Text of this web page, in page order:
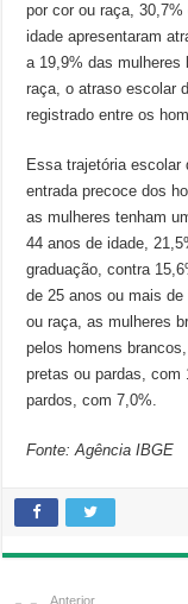
por cor ou raça,
idade apresentaram
a 19,9% das mulheres
raça, o atraso escolar
registrado entre os
Essa trajetória escolar
entrada precoce dos
as mulheres tenham
44 anos de idade,
graduação, contra
de 25 anos ou mais
ou raça, as mulheres
pelos homens
pretas ou pardas,
pardos, com 7,0%.
Fonte: Agência IBGE
Anterior